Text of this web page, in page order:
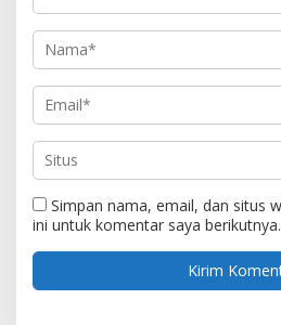
Simpan nama, email, dan situs
ini untuk komentar saya berikutnya.